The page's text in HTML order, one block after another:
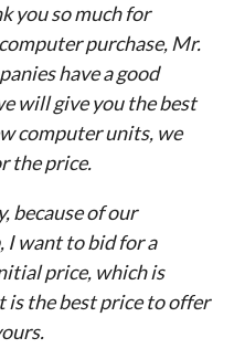
you so much for
purchase, Mr.
have a good
will give you the best
computer units, we
the price.
because of our
I want to bid for a
price, which is
is the best price to offer